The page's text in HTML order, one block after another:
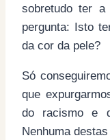
sobretudo ter a
pergunta: Isto
da cor da pele?
Só
que
do racismo e
Nenhuma